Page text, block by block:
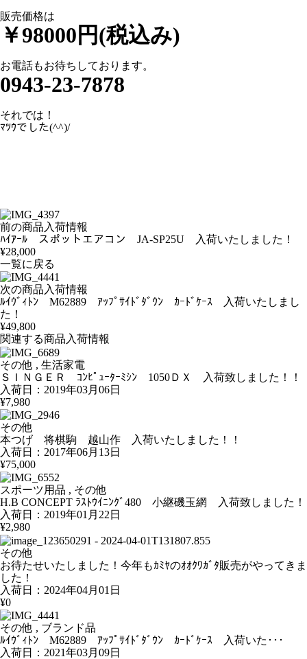
販売価格は
￥98000円(税込み)
お電話もお待ちしております。
0943-23-7878
それでは！
ﾏﾂｳでした(^^)/
前の商品入荷情報
ﾊｲｱｰﾙ スポットエアコン JA-SP25U 入荷いたしました！
¥28,000
一覧に戻る
次の商品入荷情報
ﾙｲｳﾞｨﾄﾝ M62889 ｱｯﾌﾟｻｲﾄﾞﾀﾞｳﾝ ｶｰﾄﾞｹｰｽ 入荷いたしまし
た！
¥49,800
関連する商品入荷情報
その他 , 生活家電
ＳＩＮＧＥＲ ｺﾝﾋﾟｭｰﾀｰﾐｼﾝ 1050ＤＸ 入荷致しました！！
入荷日：2019年03月06日
¥7,980
その他
本つげ 将棋駒 越山作 入荷いたしました！！
入荷日：2017年06月13日
¥75,000
スポーツ用品 , その他
H.B CONCEPT ﾗｽﾄｳｲﾆﾝｸﾞ480 小継磯玉網 入荷致しました！
入荷日：2019年01月22日
¥2,980
その他
お待たせいたしました！今年もｶﾐﾔのｵｵｸﾜｶﾞﾀ販売がやってきま
した！
入荷日：2024年04月01日
¥0
その他 , ブランド品
ﾙｲｳﾞｨﾄﾝ M62889 ｱｯﾌﾟｻｲﾄﾞﾀﾞｳﾝ ｶｰﾄﾞｹｰｽ 入荷いた･･･
入荷日：2021年03月09日